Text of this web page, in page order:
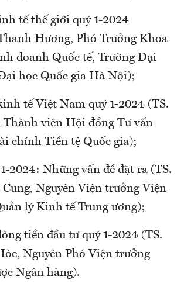
tế thế giới quý 1-2024
Hương, Phó Trưởng Khoa
doanh Quốc tế, Trường Đại
học Quốc gia Hà Nội);
tế Việt Nam quý 1-2024 (TS.
Thành viên Hội đồng Tư vấn
chính Tiền tệ Quốc gia);
2024: Những vấn đề đặt ra (TS.
Nguyên Viện trưởng Viện
lý Kinh tế Trung ương);
tiền đầu tư quý 1-2024 (TS.
Nguyên Phó Viện trưởng
Ngân hàng).